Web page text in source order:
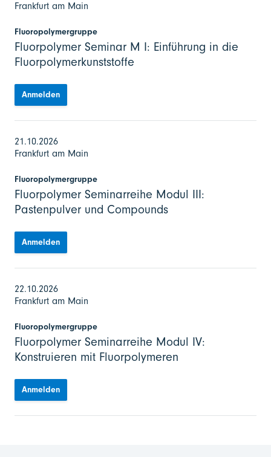
Frankfurt am Main
Fluoropolymergruppe
Fluorpolymer Seminar M I: Einführung in die
Fluorpolymerkunststoffe
Anmelden
21.10.2026
Frankfurt am Main
Fluoropolymergruppe
Fluorpolymer Seminarreihe Modul III:
Pastenpulver und Compounds
Anmelden
22.10.2026
Frankfurt am Main
Fluoropolymergruppe
Fluorpolymer Seminarreihe Modul IV:
Konstruieren mit Fluorpolymeren
Anmelden